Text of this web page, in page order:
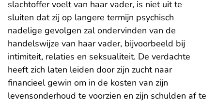
slachtoffer voelt van haar vader, is niet uit te
sluiten dat zij op langere termijn psychisch
nadelige gevolgen zal ondervinden van de
handelswijze van haar vader, bijvoorbeeld bij
intimiteit, relaties en seksualiteit. De verdachte
heeft zich laten leiden door zijn zucht naar
financieel gewin om in de kosten van zijn
levensonderhoud te voorzien en zijn schulden af te